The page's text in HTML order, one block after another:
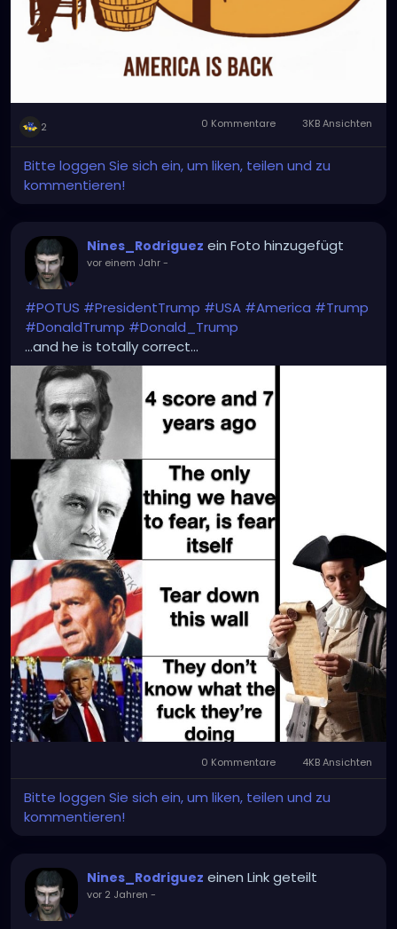
2 0 Kommentare 3KB Ansichten
Bitte loggen Sie sich ein, um liken, teilen und zu
kommentieren!
Nines_Rodriguez ein Foto hinzugefügt
vor einem Jahr-
#POTUS #PresidentTrump #USA #America #Trump
#DonaldTrump #Donald_Trump
...and he is totally correct...
0 Kommentare 4KB Ansichten
Bitte loggen Sie sich ein, um liken, teilen und zu
kommentieren!
Nines_Rodriguez einen Link geteilt
vor 2 Jahren -